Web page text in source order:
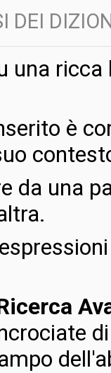
DEI
una
è
da una